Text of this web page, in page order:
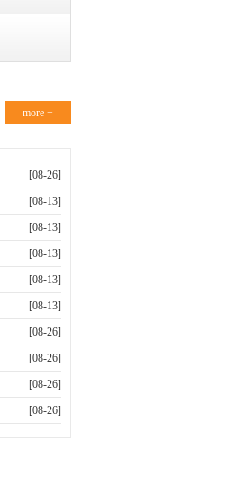
more +
[08-26]
[08-13]
[08-13]
[08-13]
[08-13]
[08-13]
[08-26]
[08-26]
[08-26]
[08-26]